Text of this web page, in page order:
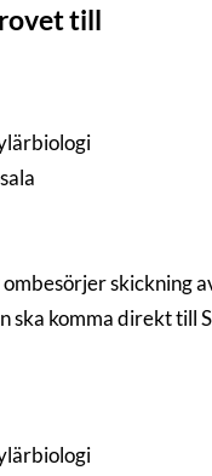
till
skickning
ska komma direkt till